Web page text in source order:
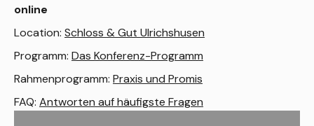
online
Location: Schloss & Gut Ulrichshusen
Programm: Das Konferenz-Programm
Rahmenprogramm: Praxis und Promis
FAQ: Antworten auf häufigste Fragen